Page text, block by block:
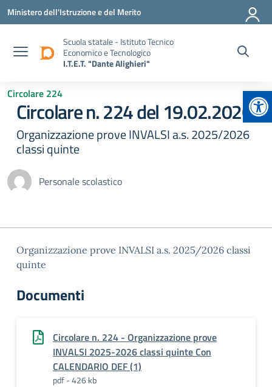
Vai ai contenuti
Vai al menu di navigazione
Vai al footer
Ministero dell'Istruzione e del Merito
Scuola statale - Istituto Tecnico
Economico e Tecnologico
I.T.E.T. "Dante Alighieri"
Circolare 224
Circolare n. 224 del 19.02.2026
Organizzazione prove INVALSI a.s. 2025/2026
classi quinte
Personale scolastico
Organizzazione prove INVALSI a.s. 2025/2026 classi
quinte
Documenti
Circolare n. 224 - Organizzazione prove
INVALSI 2025-2026 classi quinte Con
CALENDARIO DEF (1)
pdf - 426 kb